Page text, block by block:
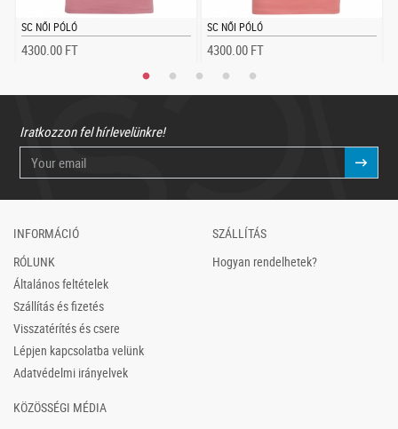
SC NŐI PÓLÓ
4300.00 FT
SC NŐI PÓLÓ
4300.00 FT
Iratkozzon fel hírlevelünkre!
INFORMÁCIÓ
RÓLUNK
Általános feltételek
Szállítás és fizetés
Visszatérítés és csere
Lépjen kapcsolatba velünk
Adatvédelmi irányelvek
SZÁLLÍTÁS
Hogyan rendelhetek?
KÖZÖSSÉGI MÉDIA